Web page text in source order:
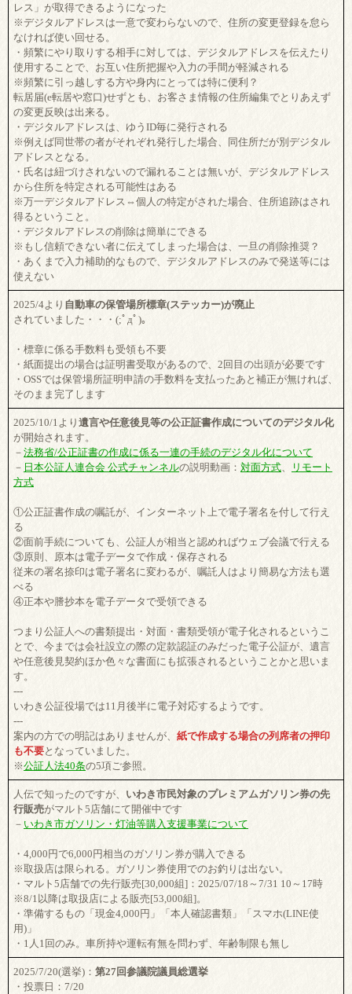
レス」が取得できるようになった
※デジタルアドレスは一意で変わらないので、住所の変更登録を怠ら
なければ使い回せる。
・頻繁にやり取りする相手に対しては、デジタルアドレスを伝えたり
使用することで、お互い住所把握や入力の手間が軽減される
※頻繁に引っ越しする方や身内にとっては特に便利？
転居届(e転居や窓口)せずとも、お客さま情報の住所編集でとりあえず
の変更反映は出来る。
・デジタルアドレスは、ゆうID毎に発行される
※例えば同世帯の者がそれぞれ発行した場合、同住所だが別デジタル
アドレスとなる。
・氏名は紐づけされないので漏れることは無いが、デジタルアドレス
から住所を特定される可能性はある
※万一デジタルアドレス⇔個人の特定がされた場合、住所追跡はされ
得るということ。
・デジタルアドレスの削除は簡単にできる
※もし信頼できない者に伝えてしまった場合は、一旦の削除推奨？
・あくまで入力補助的なもので、デジタルアドレスのみで発送等には
使えない
2025/4より 自動車の保管場所標章(ステッカー)が廃止
されていました・・・(;ﾟдﾟ)。
・標章に係る手数料も受領も不要
・紙面提出の場合は証明書受取があるので、2回目の出頭が必要です
・OSSでは保管場所証明申請の手数料を支払ったあと補正が無ければ、
そのまま完了します
2025/10/1より 遺言や任意後見等の公正証書作成についてのデジタル化
が開始されます。
－ 法務省/公正証書の作成に係る一連の手続のデジタル化について
－ 日本公証人連合会 公式チャンネルの説明動画： 対面方式、
リモート
方式
①公正証書作成の嘱託が、インターネット上で電子署名を付して行え
る
②面前手続についても、公証人が相当と認めればウェブ会議で行える
③原則、原本は電子データで作成・保存される
従来の署名捺印は電子署名に変わるが、嘱託人はより簡易な方法も選
べる
④正本や謄抄本を電子データで受領できる
つまり公証人への書類提出・対面・書類受領が電子化されるというこ
とで、今までは会社設立の際の定款認証のみだった電子公証が、遺言
や任意後見契約ほか色々な書面にも拡張されるということかと思いま
す。
---
いわき公証役場では11月後半に電子対応するようです。
---
案内の方での明記はありませんが、 紙で作成する場合の列席者の押印
も不要となっていました。
※公証人法40条の5項ご参照。
人伝で知ったのですが、 いわき市民対象のプレミアムガソリン券の先
行販売がマルト5店舗にて開催中です
－ いわき市ガソリン・灯油等購入支援事業について
・4,000円で6,000円相当のガソリン券が購入できる
※取扱店は限られる。ガソリン券使用でのお釣りは出ない。
・マルト5店舗での先行販売[30,000組]：2025/07/18～7/31 10～17時
※8/1以降は取扱店による販売[53,000組]。
・準備するもの「現金4,000円」「本人確認書類」「スマホ(LINE使
用)」
・1人1回のみ。車所持や運転有無を問わず、年齢制限も無し
2025/7/20(選挙)： 第27回参議院議員総選挙
・投票日：7/20